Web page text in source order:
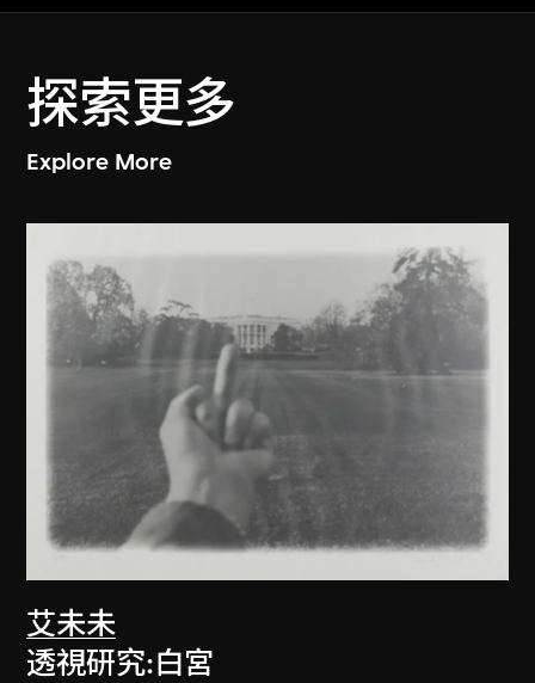
探索更多
Explore More
艾未未
透視研究:白宮